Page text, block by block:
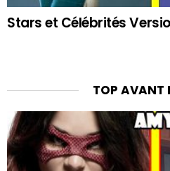
Stars et Célébrités
TOP AVANT